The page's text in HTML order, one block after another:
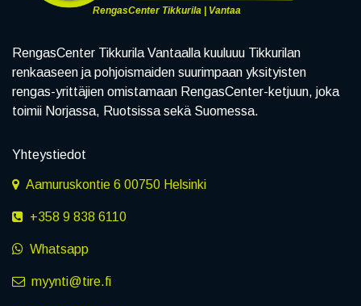
RengasCenter Tikkurila | Vantaa
RengasCenter Tikkurila Vantaalla kuuluuu Tikkurilan
renkaaseen ja pohjoismaiden suurimpaan yksityisten
rengas-yrittäjien omistamaan RengasCenter-ketjuun, joka
toimii Norjassa, Ruotsissa sekä Suomessa.
Yhteystiedot
Aamuruskontie 6 00750 Helsinki
+358 9 838 6110
Whatsapp
myynti@tire.fi